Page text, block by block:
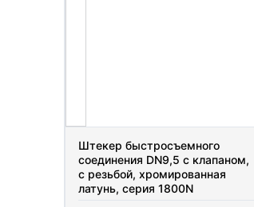
Штекер быстросъемного
соединения DN9,5 с клапаном,
с резьбой, хромированная
латунь, серия 1800N